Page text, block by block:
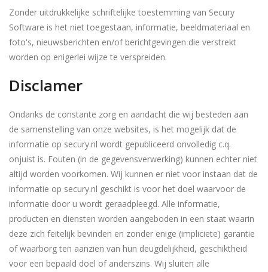
Zonder uitdrukkelijke schriftelijke toestemming van Secury
Software is het niet toegestaan, informatie, beeldmateriaal en
foto's, nieuwsberichten en/of berichtgevingen die verstrekt
worden op enigerlei wijze te verspreiden.
Disclamer
Ondanks de constante zorg en aandacht die wij besteden aan
de samenstelling van onze websites, is het mogelijk dat de
informatie op secury.nl wordt gepubliceerd onvolledig c.q.
onjuist is. Fouten (in de gegevensverwerking) kunnen echter niet
altijd worden voorkomen. Wij kunnen er niet voor instaan dat de
informatie op secury.nl geschikt is voor het doel waarvoor de
informatie door u wordt geraadpleegd. Alle informatie,
producten en diensten worden aangeboden in een staat waarin
deze zich feitelijk bevinden en zonder enige (impliciete) garantie
of waarborg ten aanzien van hun deugdelijkheid, geschiktheid
voor een bepaald doel of anderszins. Wij sluiten alle